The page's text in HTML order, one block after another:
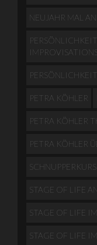
NEUJAHR MAL
PETRA KÖHLER
PETRA KÖHLER
PETRA KÖHLER
STAGE OF LIFE
STAGE OF LIFE
STAGE OF LIFE